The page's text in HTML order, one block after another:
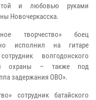
и любовью руками
Новочеркасска.
творчество» боец
исполнил на гитаре
волгодонского
охраны – также под
задержания ОВО».
сотрудник батайского